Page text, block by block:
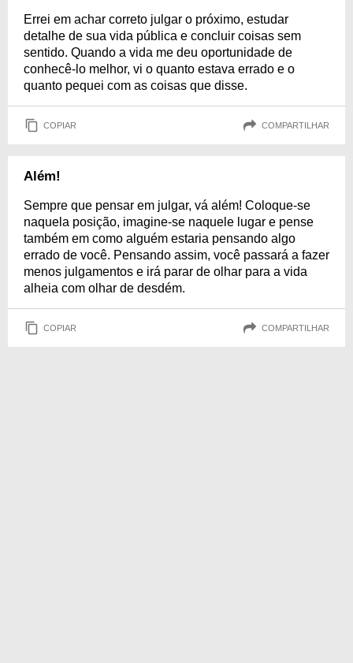
Errei em achar correto julgar o próximo, estudar
detalhe de sua vida pública e concluir coisas sem
sentido. Quando a vida me deu oportunidade de
conhecê-lo melhor, vi o quanto estava errado e o
quanto pequei com as coisas que disse.
COPIAR COMPARTILHAR
Além!
Sempre que pensar em julgar, vá além! Coloque-se
naquela posição, imagine-se naquele lugar e pense
também em como alguém estaria pensando algo
errado de você. Pensando assim, você passará a fazer
menos julgamentos e irá parar de olhar para a vida
alheia com olhar de desdém.
COPIAR COMPARTILHAR